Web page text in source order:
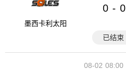
墨西卡利太阳
0 - 0
已结束
08:00
08-02